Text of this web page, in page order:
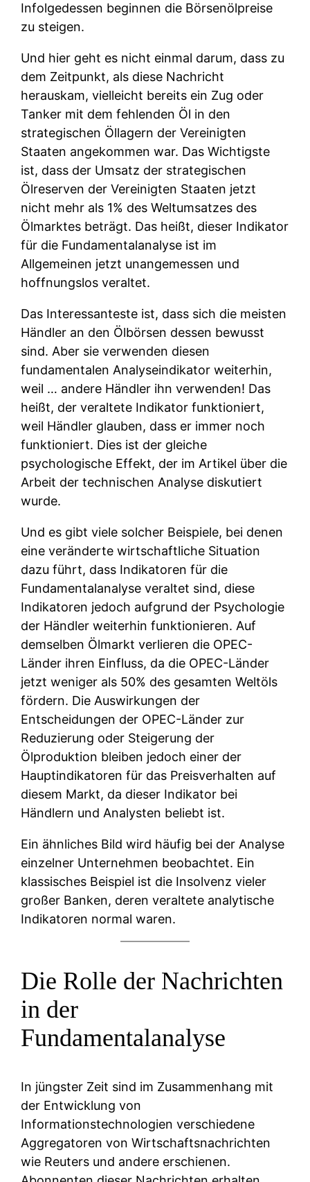
Infolgedessen beginnen die Börsenölpreise
zu steigen.
Und hier geht es nicht einmal darum, dass zu
dem Zeitpunkt, als diese Nachricht
herauskam, vielleicht bereits ein Zug oder
Tanker mit dem fehlenden Öl in den
strategischen Öllagern der Vereinigten
Staaten angekommen war. Das Wichtigste
ist, dass der Umsatz der strategischen
Ölreserven der Vereinigten Staaten jetzt
nicht mehr als 1% des Weltumsatzes des
Ölmarktes beträgt. Das heißt, dieser Indikator
für die Fundamentalanalyse ist im
Allgemeinen jetzt unangemessen und
hoffnungslos veraltet.
Das Interessanteste ist, dass sich die meisten
Händler an den Ölbörsen dessen bewusst
sind. Aber sie verwenden diesen
fundamentalen Analyseindikator weiterhin,
weil … andere Händler ihn verwenden! Das
heißt, der veraltete Indikator funktioniert,
weil Händler glauben, dass er immer noch
funktioniert. Dies ist der gleiche
psychologische Effekt, der im Artikel über die
Arbeit der technischen Analyse diskutiert
wurde.
Und es gibt viele solcher Beispiele, bei denen
eine veränderte wirtschaftliche Situation
dazu führt, dass Indikatoren für die
Fundamentalanalyse veraltet sind, diese
Indikatoren jedoch aufgrund der Psychologie
der Händler weiterhin funktionieren. Auf
demselben Ölmarkt verlieren die OPEC-
Länder ihren Einfluss, da die OPEC-Länder
jetzt weniger als 50% des gesamten Weltöls
fördern. Die Auswirkungen der
Entscheidungen der OPEC-Länder zur
Reduzierung oder Steigerung der
Ölproduktion bleiben jedoch einer der
Hauptindikatoren für das Preisverhalten auf
diesem Markt, da dieser Indikator bei
Händlern und Analysten beliebt ist.
Ein ähnliches Bild wird häufig bei der Analyse
einzelner Unternehmen beobachtet. Ein
klassisches Beispiel ist die Insolvenz vieler
großer Banken, deren veraltete analytische
Indikatoren normal waren.
Die Rolle der Nachrichten
in der
Fundamentalanalyse
In jüngster Zeit sind im Zusammenhang mit
der Entwicklung von
Informationstechnologien verschiedene
Aggregatoren von Wirtschaftsnachrichten
wie Reuters und andere erschienen.